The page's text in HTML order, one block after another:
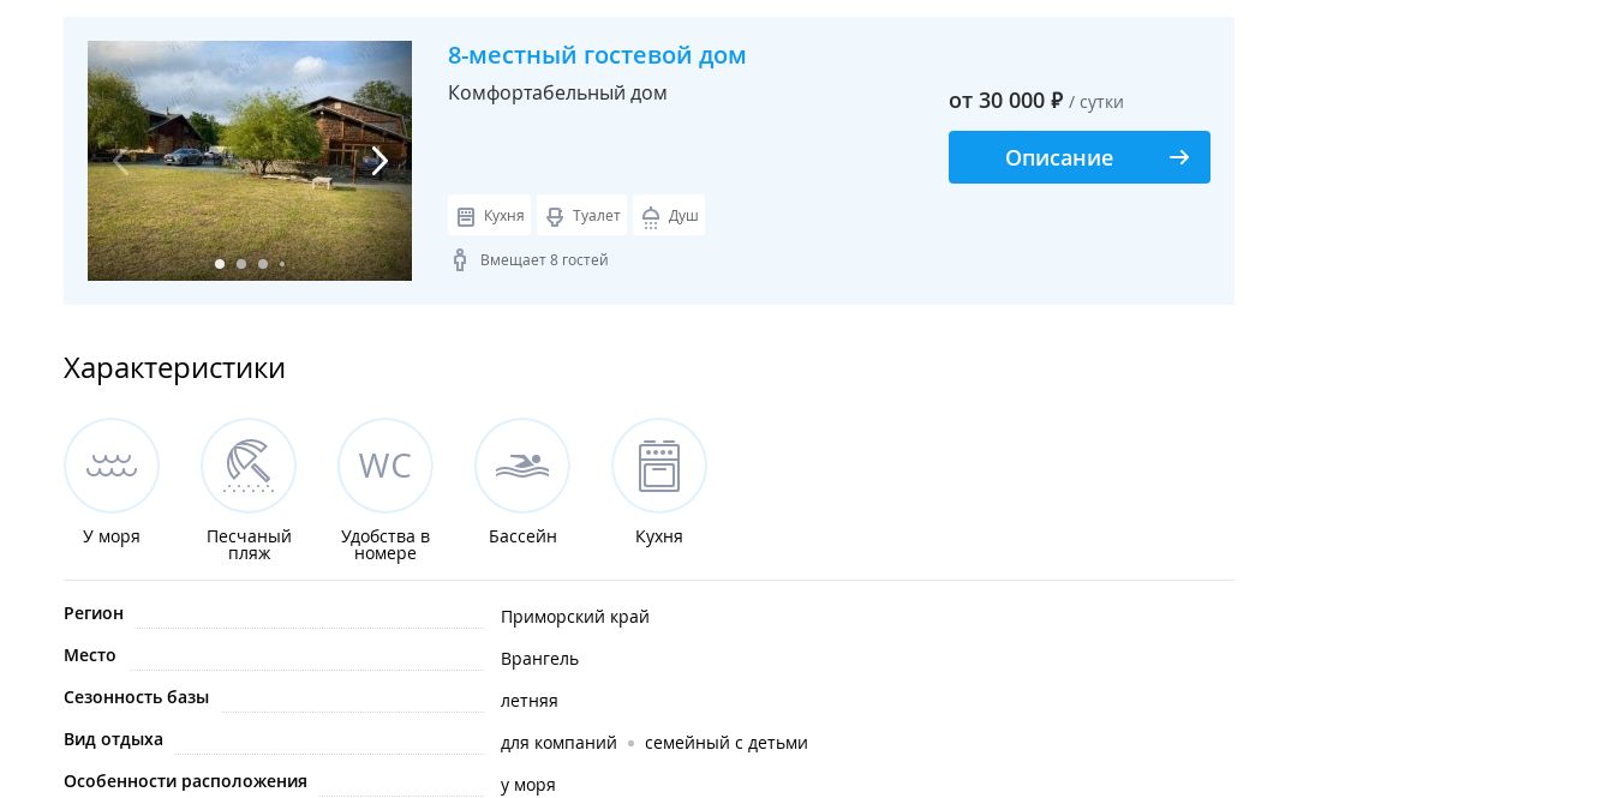
Смотреть все фото
8-местный гостевой дом
Комфортабельный дом
Кухня Туалет Душ
Вмещает 8 гостей
от 30 000 ₽ / сутки
Описание
Характеристики
У моря Песчаный
пляж
Удобства в
номере
Бассейн Кухня
Регион
Приморский край
Место
Врангель
Сезонность базы
летняя
Вид отдыха
для компаний
семейный с детьми
Особенности расположения
у моря